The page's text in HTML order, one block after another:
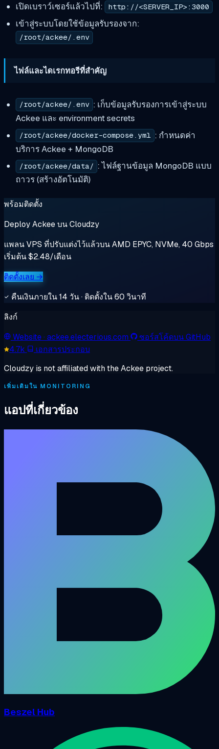
เปิดเบราว์เซอร์แล้วไปที่: http://<SERVER_IP>:3000
เข้าสู่ระบบโดยใช้ข้อมูลรับรองจาก:
/root/ackee/.env
ไฟล์และไดเรกทอรีที่สำคัญ
/root/ackee/.env : เก็บข้อมูลรับรองการเข้าสู่ระบบ
Ackee และ environment secrets
/root/ackee/docker-compose.yml : กำหนดค่า
บริการ Ackee + MongoDB
/root/ackee/data/ : ไฟล์ฐานข้อมูล MongoDB แบบ
ถาวร (สร้างอัตโนมัติ)
พร้อมติดตั้ง
Deploy Ackee บน Cloudzy
แพลน VPS ที่ปรับแต่งไว้แล้วบน AMD EPYC, NVMe, 40 Gbps
เริ่มต้น $2.48/เดือน
ติดตั้งเลย →
คืนเงินภายใน 14 วัน · ติดตั้งใน 60 วินาที
ลิงก์
Website· ackee.electerious.com
ซอร์สโค้ดบน GitHub
4.7k
เอกสารประกอบ
Cloudzy is not affiliated with the Ackee project.
เพิ่มเติมใน MONITORING
แอปที่เกี่ยวข้อง
Beszel Hub